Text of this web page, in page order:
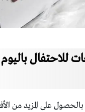
للاحتفال باليوم
على المزيد من